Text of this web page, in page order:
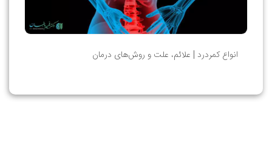
انواع کمردرد | علائم، علت و روش‌های درمان